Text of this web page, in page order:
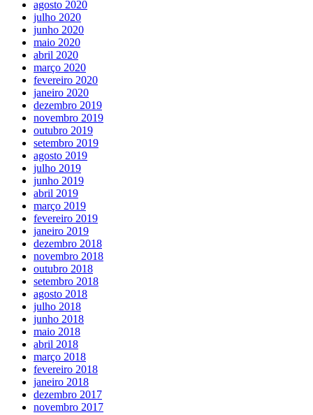
agosto 2020
julho 2020
junho 2020
maio 2020
abril 2020
março 2020
fevereiro 2020
janeiro 2020
dezembro 2019
novembro 2019
outubro 2019
setembro 2019
agosto 2019
julho 2019
junho 2019
abril 2019
março 2019
fevereiro 2019
janeiro 2019
dezembro 2018
novembro 2018
outubro 2018
setembro 2018
agosto 2018
julho 2018
junho 2018
maio 2018
abril 2018
março 2018
fevereiro 2018
janeiro 2018
dezembro 2017
novembro 2017